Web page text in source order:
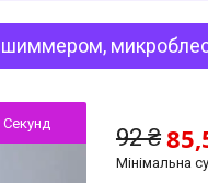
шиммером,
Секунд
92 ₴
Мінімальна